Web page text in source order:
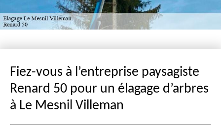
Fiez-vous à l’entreprise paysagiste
Renard 50 pour un élagage d’arbres
à Le Mesnil Villeman